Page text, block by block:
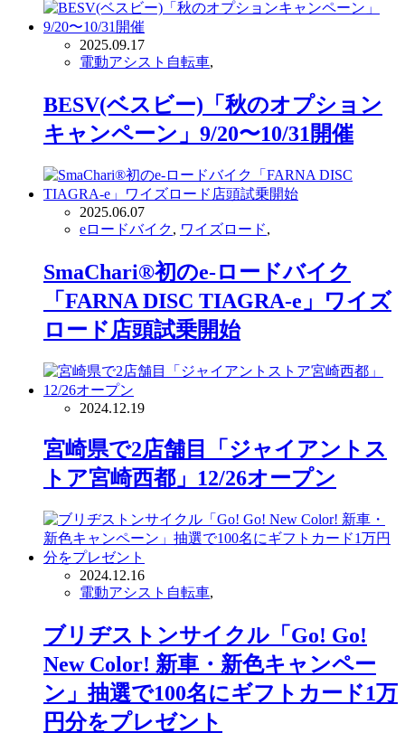
2025.09.17
電動アシスト自転車,
BESV(ベスビー)「秋のオプション
キャンペーン」9/20〜10/31開催
2025.06.07
eロードバイク, ワイズロード,
SmaChari®︎初のe-ロードバイク
「FARNA DISC TIAGRA-e」ワイズ
ロード店頭試乗開始
2024.12.19
宮崎県で2店舗目「ジャイアントス
トア宮崎西都」12/26オープン
2024.12.16
電動アシスト自転車,
ブリヂストンサイクル「Go! Go!
New Color! 新車・新色キャンペー
ン」抽選で100名にギフトカード1万
円分をプレゼント